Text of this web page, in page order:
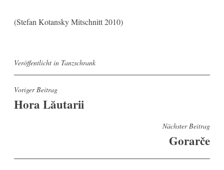
(Stefan Kotansky Mitschnitt 2010)
Veröffentlicht in Tanzschrank
Beitragsnavigation
Voriger Beitrag
Hora Lăutarii
Nächster Beitrag
Gorarče